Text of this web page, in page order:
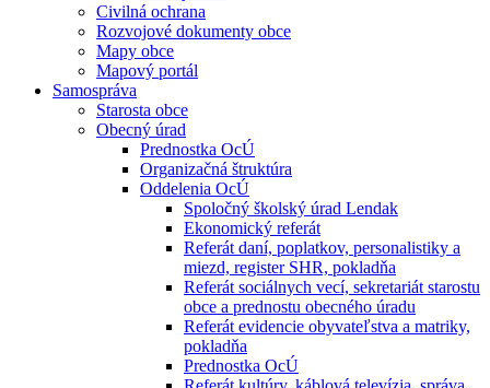
Civilná ochrana
Rozvojové dokumenty obce
Mapy obce
Mapový portál
Samospráva
Starosta obce
Obecný úrad
Prednostka OcÚ
Organizačná štruktúra
Oddelenia OcÚ
Spoločný školský úrad Lendak
Ekonomický referát
Referát daní, poplatkov, personalistiky a
miezd, register SHR, pokladňa
Referát sociálnych vecí, sekretariát starostu
obce a prednostu obecného úradu
Referát evidencie obyvateľstva a matriky,
pokladňa
Prednostka OcÚ